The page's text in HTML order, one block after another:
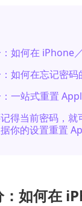
如何在 iPhone
如何在忘记密
一站式重置
得当前密码，
你的设置重置
：如何在